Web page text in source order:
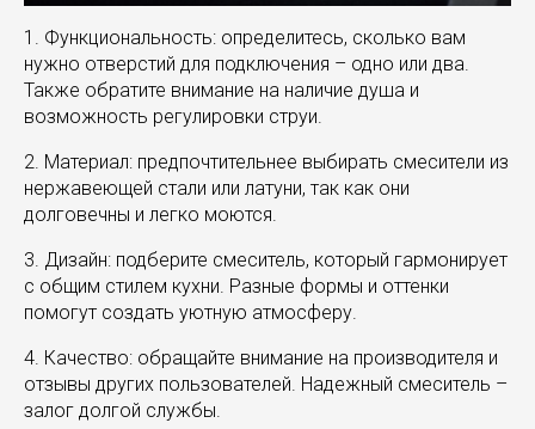
1. Функциональность: определитесь, сколько вам
нужно отверстий для подключения – одно или два.
Также обратите внимание на наличие душа и
возможность регулировки струи.
2. Материал: предпочтительнее выбирать смесители из
нержавеющей стали или латуни, так как они
долговечны и легко моются.
3. Дизайн: подберите смеситель, который гармонирует
с общим стилем кухни. Разные формы и оттенки
помогут создать уютную атмосферу.
4. Качество: обращайте внимание на производителя и
отзывы других пользователей. Надежный смеситель –
залог долгой службы.